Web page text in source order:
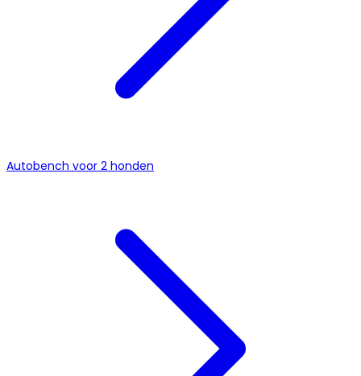
Autobench voor 2 honden